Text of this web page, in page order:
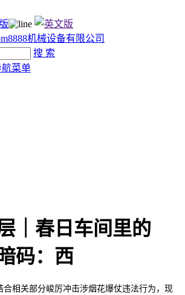
搜 索
航菜单
｜春日车间里的
码：西
相关部分峻厉冲击涉烟花爆仗违法行为，现